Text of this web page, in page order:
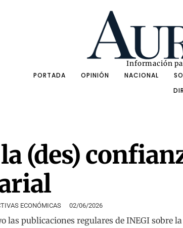
Información
PORTADA
OPINIÓN NACIONAL
(des)
ECONÓMICAS 02/06/2026
las publicaciones regulares de INEGI sobre